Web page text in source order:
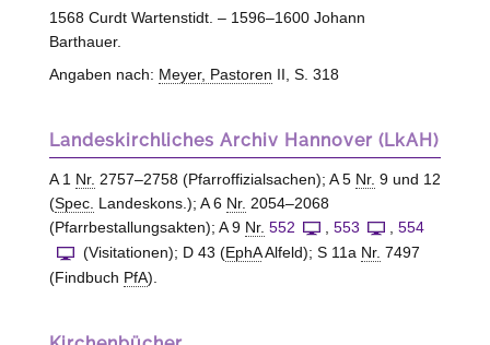
1568 Curdt Wartenstidt. – 1596–1600 Johann
Barthauer.
Angaben nach: Meyer, Pastoren II, S. 318
Landeskirchliches Archiv Hannover (LkAH)
A 1 Nr. 2757–2758 (Pfarroffizialsachen); A 5 Nr. 9 und 12
(Spec. Landeskons.); A 6 Nr. 2054–2068
(Pfarrbestallungsakten); A 9 Nr. 552 553
554
(Visitationen); D 43 (EphAAlfeld); S 11a Nr. 7497
(Findbuch PfA).